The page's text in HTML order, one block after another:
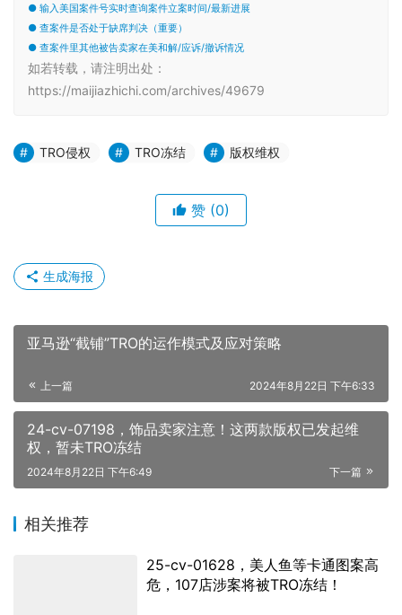
● 输入美国案件号实时查询案件立案时间/最新进展
● 查案件是否处于缺席判决（重要）
● 查案件里其他被告卖家在美和解/应诉/撤诉情况
如若转载，请注明出处：
https://maijiazhichi.com/archives/49679
TRO侵权 TRO冻结 版权维权
赞 (0)
生成海报
亚马逊“截铺”TRO的运作模式及应对策略
上一篇 2024年8月22日 下午6:33
24-cv-07198，饰品卖家注意！这两款版权已发起维
权，暂未TRO冻结
下一篇
2024年8月22日 下午6:49
相关推荐
25-cv-01628，美人鱼等卡通图案高
危，107店涉案将被TRO冻结！